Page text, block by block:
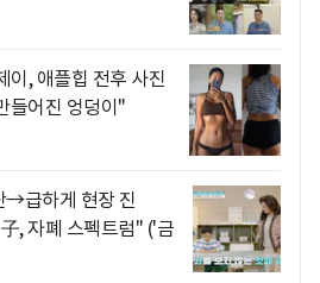
, 애플힙 전후 사진
들어진 엉덩이"
→급하게 현장 진
, 자폐 스펙트럼" ('금